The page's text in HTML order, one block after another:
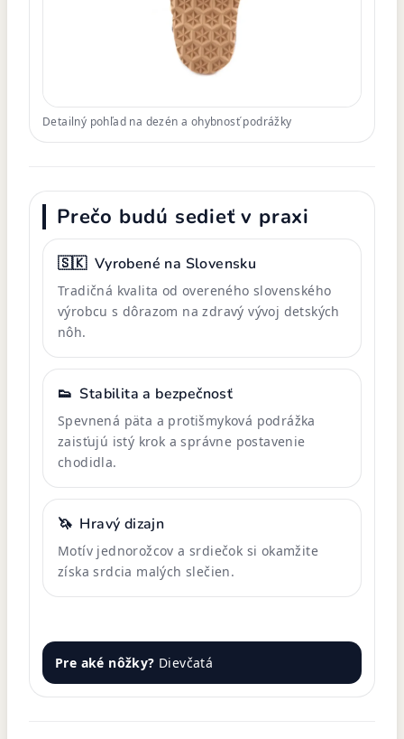
Detailný pohľad na dezén a ohybnosť podrážky
Prečo budú sedieť v praxi
🇸🇰 Vyrobené na Slovensku
Tradičná kvalita od overeného slovenského
výrobcu s dôrazom na zdravý vývoj detských
nôh.
👟 Stabilita a bezpečnosť
Spevnená päta a protišmyková podrážka
zaisťujú istý krok a správne postavenie
chodidla.
🦄 Hravý dizajn
Motív jednorožcov a srdiečok si okamžite
získa srdcia malých slečien.
Pre aké nôžky? Dievčatá